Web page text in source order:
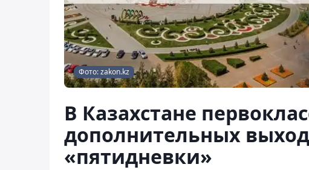
Фото: zakon.kz
В Казахстане
дополнительных
«пятидневки»